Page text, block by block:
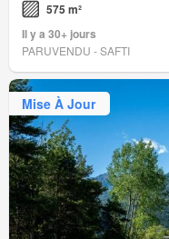
575 m²
Il y a 30+ jours
PARUVENDU - SAFTI
Mise À Jour